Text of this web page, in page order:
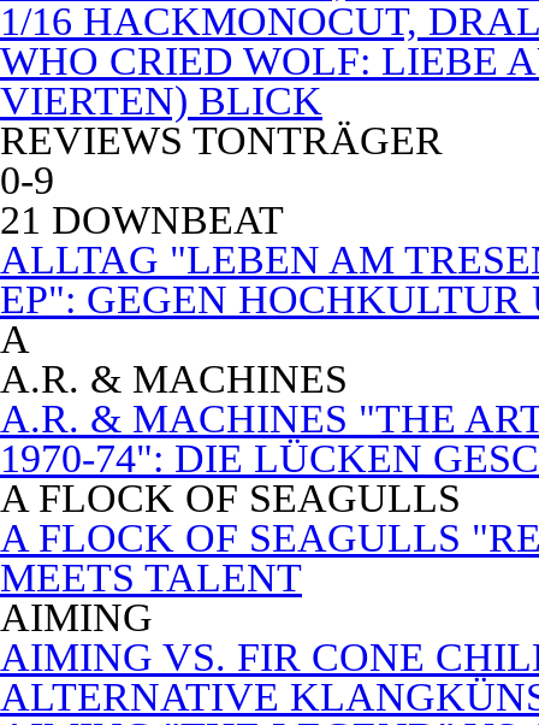
1/16 HACKMONOCUT,
WHO CRIED WOLF: LIEBE
VIERTEN) BLICK
REVIEWS TONTRÄGER
0-9
21 DOWNBEAT
ALLTAG "LEBEN AM
EP": GEGEN
A
A.R. & MACHINES
A.R. & MACHINES "THE
1970-74": DIE LÜCKEN
A FLOCK OF SEAGULLS
A FLOCK OF SEAGULLS
MEETS TALENT
AIMING
AIMING VS. FIR CONE
ALTERNATIVE